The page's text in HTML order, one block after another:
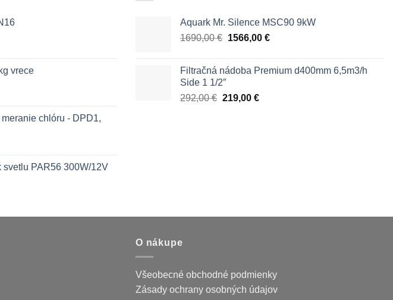
vrece
chlóru - DPD1,
svetlu PAR56 300W/12V
Aquark Mr. Silence MSC90 9kW
1690,00€ Pôvodná
1690,00 €.
1566,00 €Aktuálna
1566,00 €.
Filtračná nádoba Premium d400mm 6,5m3/h
Side 1 1/2″
292,00€ Pôvodná
219,00 €Aktuálna
O nákupe
Všeobecné obchodné podmienky
Zásady ochrany osobných údajov